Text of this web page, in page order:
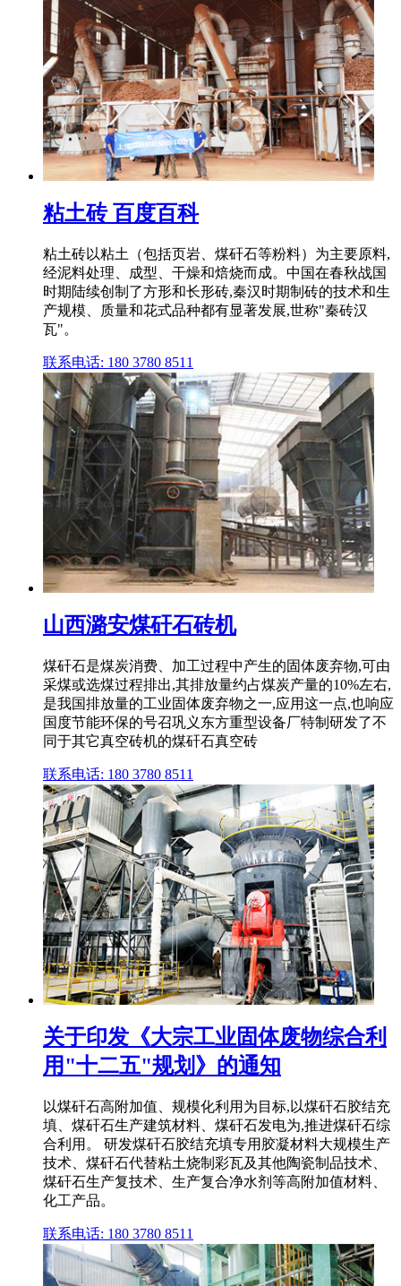
粘土砖 百度百科
粘土砖以粘土（包括页岩、煤矸石等粉料）为主要原料,
经泥料处理、成型、干燥和焙烧而成。中国在春秋战国
时期陆续创制了方形和长形砖,秦汉时期制砖的技术和生
产规模、质量和花式品种都有显著发展,世称"秦砖汉
瓦"。
联系电话: 180 3780 8511
山西潞安煤矸石砖机
煤矸石是煤炭消费、加工过程中产生的固体废弃物,可由
采煤或选煤过程排出,其排放量约占煤炭产量的10%左右,
是我国排放量的工业固体废弃物之一,应用这一点,也响应
国度节能环保的号召巩义东方重型设备厂特制研发了不
同于其它真空砖机的煤矸石真空砖
联系电话: 180 3780 8511
关于印发《大宗工业固体废物综合利
用"十二五"规划》的通知
以煤矸石高附加值、规模化利用为目标,以煤矸石胶结充
填、煤矸石生产建筑材料、煤矸石发电为,推进煤矸石综
合利用。 研发煤矸石胶结充填专用胶凝材料大规模生产
技术、煤矸石代替粘土烧制彩瓦及其他陶瓷制品技术、
煤矸石生产复技术、生产复合净水剂等高附加值材料、
化工产品。
联系电话: 180 3780 8511